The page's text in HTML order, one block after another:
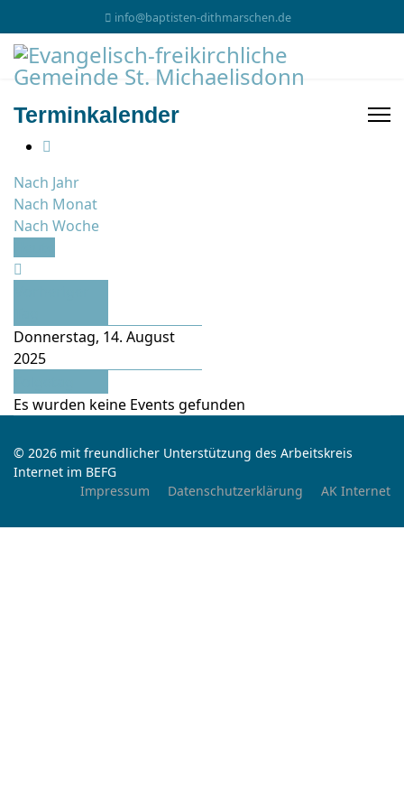
info@baptisten-dithmarschen.de
Terminkalender
Nach Jahr
Nach Monat
Nach Woche
Donnerstag, 14. August
2025
Es wurden keine Events gefunden
© 2026 mit freundlicher Unterstützung des Arbeitskreis
Internet im BEFG
Impressum
Datenschutzerklärung AK Internet